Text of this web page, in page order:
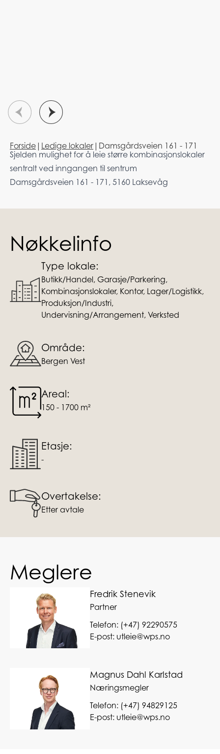
Forside | Ledige lokaler | Damsgårdsveien 161 - 171
Sjelden mulighet for å leie større kombinasjonslokaler
sentralt ved inngangen til sentrum
Damsgårdsveien 161 - 171, 5160 Laksevåg
Nøkkelinfo
Type lokale:
Butikk/Handel, Garasje/Parkering,
Kombinasjonslokaler, Kontor, Lager/Logistikk,
Produksjon/Industri,
Undervisning/Arrangement, Verksted
Område:
Bergen Vest
Areal:
150 - 1700 m²
Etasje:
-
Overtakelse:
Etter avtale
Meglere
Fredrik Stenevik
Partner
Telefon: (+47) 92290575
E-post: utleie@wps.no
Magnus Dahl Karlstad
Næringsmegler
Telefon: (+47) 94829125
E-post: utleie@wps.no